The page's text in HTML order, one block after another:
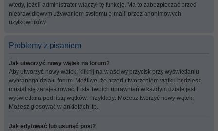
wtedy, jeżeli administrator włączył tę funkcję. Ma to zabezpieczać przed
nieprawidłowym używaniem systemu e-maili przez anonimowych
użytkowników.
Problemy z pisaniem
Jak utworzyć nowy wątek na forum?
Aby utworzyć nowy wątek, kliknij na właściwy przycisk przy wyświetlaniu
wybranego działu forum. Możliwe, że przed utworzeniem wątku będziesz
musiał się zarejestrować. Lista Twoich uprawnień w każdym dziale jest
wyświetlana pod listą wątków. Przykłady: Możesz tworzyć nowy wątek,
Możesz głosować w ankietach itp.
Jak edytować lub usunąć post?